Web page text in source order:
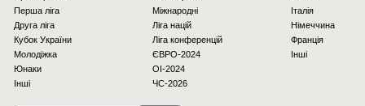
Перша ліга
Друга ліга
Кубок України
Молодіжка
Юнаки
Інші
Міжнародні
Ліга націй
Ліга конференцій
ЄВРО-2024
OI-2024
ЧС-2026
Італія
Німеччина
Франція
Інші